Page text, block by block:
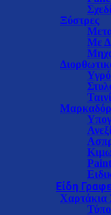
Ξύστρες
Με
Υγρό
Είδη
Χαρτάκια